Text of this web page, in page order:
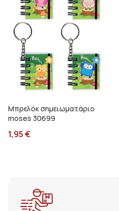
Μπρελόκ σημειωματάριο
moses 30699
1,95€